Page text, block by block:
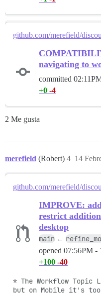
github.com/merefield/
navigating to
committed
+0 -4
2 Me gusta
merefield (Robert) 14
4
github.com/merefield/
IMPROVE:
restrict
desktop
main ←
opened 07:56PM -
+100 -40
* The Workflow Topic
but on Mobile it's